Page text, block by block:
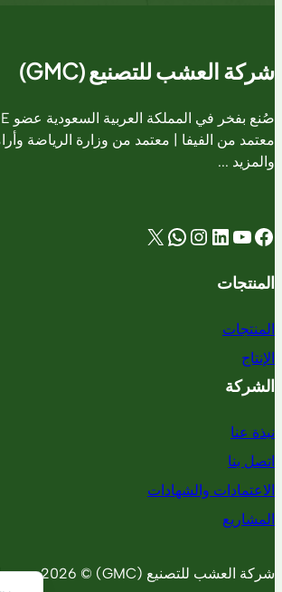
شركة العشب للتصنيع (GMC)
معتمد من الفيفا | معتمد من وزارة الرياضة
والمزيد ...
Facebook
YouTube
LinkedIn
Instagram
WhatsApp
X
المنتجات
المنتجات
الإنتاج
الشركة
نبذة عنا
اتصل بنا
الاعتمادات والشهادات
المشاريع
شركة العشب للتصنيع (GMC) © 2026. جميع الحقوق محفوظة.